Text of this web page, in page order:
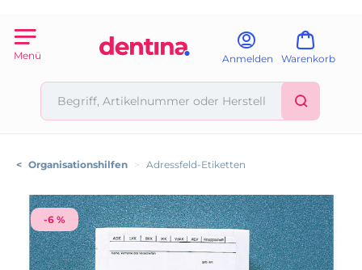
Menü Anmelden Warenkorb
< Organisationshilfen > Adressfeld-Etiketten
-6 %